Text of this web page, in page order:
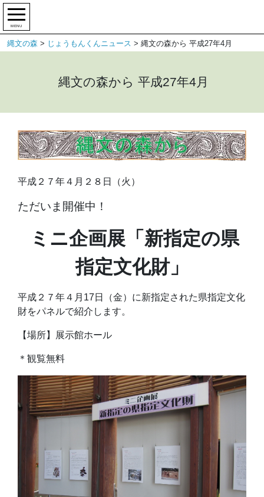
MENU
縄文の森 > じょうもんくんニュース > 縄文の森から 平成27年4月
縄文の森から 平成27年4月
平成２７年４月２８日（火）
ただいま開催中！
ミニ企画展「新指定の県
指定文化財」
平成２７年４月17日（金）に新指定された県指定文化
財をパネルで紹介します。
【場所】展示館ホール
＊観覧無料